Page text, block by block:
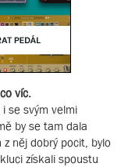
víc.
se svým velmi
by se tam dala
něj dobrý pocit, bylo
získali spoustu